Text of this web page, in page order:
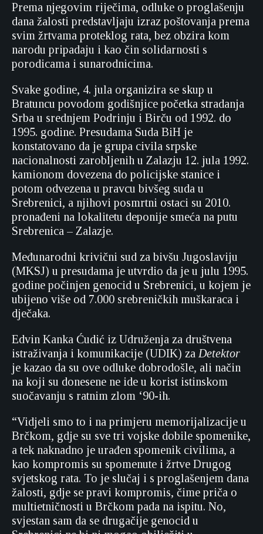
Prema njegovim riječima, odluke o proglašenju
dana žalosti predstavljaju izraz poštovanja prema
svim žrtvama proteklog rata, bez obzira kom
narodu pripadaju i kao čin solidarnosti s
porodicama i sunarodnicima.
Svake godine, 4. jula organizira se skup u
Bratuncu povodom godišnjice početka stradanja
Srba u srednjem Podrinju i Birču od 1992. do
1995. godine. Presudama Suda BiH je
konstatovano da je grupa civila srpske
nacionalnosti zarobljenih u Zalazju 12. jula 1992.
kamionom dovezena do policijske stanice i
potom odvezena u pravcu bivšeg suda u
Srebrenici, a njihovi posmrtni ostaci su 2010.
pronađeni na lokalitetu deponije smeća na putu
Srebrenica – Zalazje.
Međunarodni krivični sud za bivšu Jugoslaviju
(MKSJ) u presudama je utvrdio da je u julu 1995.
godine počinjen genocid u Srebrenici, u kojem je
ubijeno više od 7.000 srebreničkih muškaraca i
dječaka.
Edvin Kanka Ćudić iz Udruženja za društvena
istraživanja i komunikacije (UDIK) za Detektor
je kazao da su ove odluke dobrodošle, ali način
na koji su donesene ne ide u korist istinskom
suočavanju s ratnim zlom ‘90-ih.
“Vidjeli smo to i na primjeru memorijalizacije u
Brčkom, gdje su sve tri vojske dobile spomenike,
a tek naknadno je urađen spomenik civilima, a
kao kompromis su spomenute i žrtve Drugog
svjetskog rata. To je slučaj i s proglašenjem dana
žalosti, gdje se pravi kompromis, čime priča o
multietničnosti u Brčkom pada na ispitu. No,
svjestan sam da se drugačije genocid u